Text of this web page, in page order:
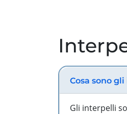
Cosa sono
Gli interpelli